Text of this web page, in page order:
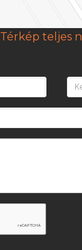
Térkép teljes